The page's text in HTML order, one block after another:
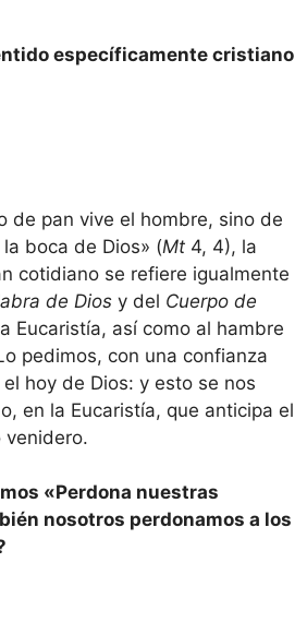
específicamente cristiano
de pan vive el hombre, sino de
boca de Dios» (Mt 4, 4), la
cotidiano se refiere igualmente
de Dios y del Cuerpo de
Eucaristía, así como al hambre
pedimos, con una confianza
el hoy de Dios: y esto se nos
en la Eucaristía, que anticipa el
venidero.
«Perdona nuestras
nosotros perdonamos a los